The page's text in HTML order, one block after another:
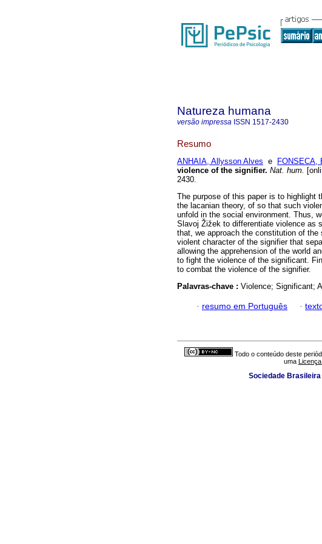
Natureza humana
versão impressa ISSN 1517-2430
Resumo
ANHAIA, Allysson Alves e FONSECA,
violence of the signifier. Nat. hum.
2430.
The purpose of this paper is to highlight
the lacanian theory, of so that such
unfold in the social environment. Thus,
Slavoj Žižek to differentiate violence as
that, we approach the constitution of
violent character of the signifier that
allowing the apprehension of the world
to fight the violence of the significant.
to combat the violence of the signifier.
Palavras-chave : Violence; Significant;
· resumo em Português ·
Todo o conteúdo deste
uma
Sociedade